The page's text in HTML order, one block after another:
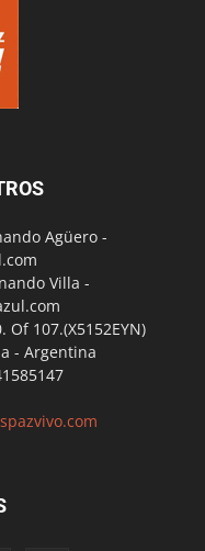
Agüero -
Villa -
Of 107.(X5152EYN)
- Argentina